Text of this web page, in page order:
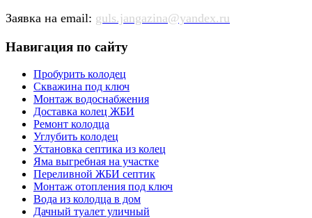
Заявка на email: guls.jangazina@yandex.ru
Навигация по сайту
Пробурить колодец
Скважина под ключ
Монтаж водоснабжения
Доставка колец ЖБИ
Ремонт колодца
Углубить колодец
Установка септика из колец
Яма выгребная на участке
Переливной ЖБИ септик
Монтаж отопления под ключ
Вода из колодца в дом
Дачный туалет уличный